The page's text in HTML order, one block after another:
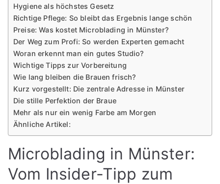
Hygiene als höchstes Gesetz
Richtige Pflege: So bleibt das Ergebnis lange schön
Preise: Was kostet Microblading in Münster?
Der Weg zum Profi: So werden Experten gemacht
Woran erkennt man ein gutes Studio?
Wichtige Tipps zur Vorbereitung
Wie lang bleiben die Brauen frisch?
Kurz vorgestellt: Die zentrale Adresse in Münster
Die stille Perfektion der Braue
Mehr als nur ein wenig Farbe am Morgen
Ähnliche Artikel:
Microblading in Münster:
Vom Insider-Tipp zum